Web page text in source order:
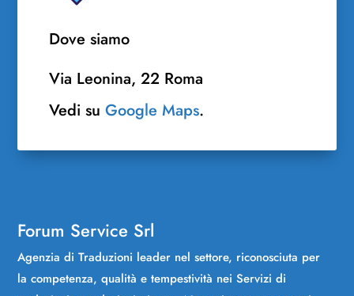
Dove siamo
Via Leonina, 22 Roma
Vedi suGoogle Maps.
Forum Service Srl
Agenzia di Traduzioni leader nel settore, riconosciuta per
la competenza, qualità e tempestività nei Servizi di